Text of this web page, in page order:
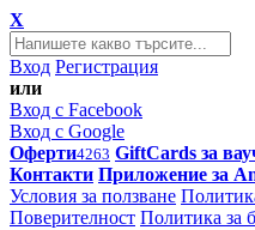
X
Вход Регистрация
или
Вход с Facebook
Вход с Google
Оферти4263 GiftCards за
Контакти Приложение за
Условия за ползване
Поверителност Политика за